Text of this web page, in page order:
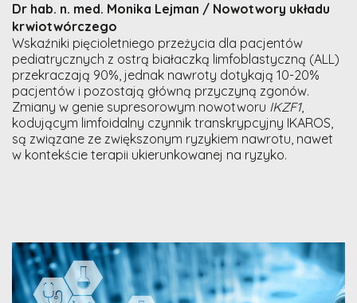
Dr hab. n. med. Monika Lejman / Nowotwory układu
krwiotwórczego
Wskaźniki pięcioletniego przeżycia dla pacjentów
pediatrycznych z ostrą białaczką limfoblastyczną (ALL)
przekraczają 90%, jednak nawroty dotykają 10-20%
pacjentów i pozostają główną przyczyną zgonów.
Zmiany w genie supresorowym nowotworu IKZF1,
kodującym limfoidalny czynnik transkrypcyjny IKAROS,
są związane ze zwiększonym ryzykiem nawrotu, nawet
w kontekście terapii ukierunkowanej na ryzyko.